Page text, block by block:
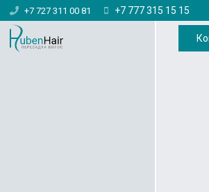
+7 727 311 00 81 +7 777 315 15 15